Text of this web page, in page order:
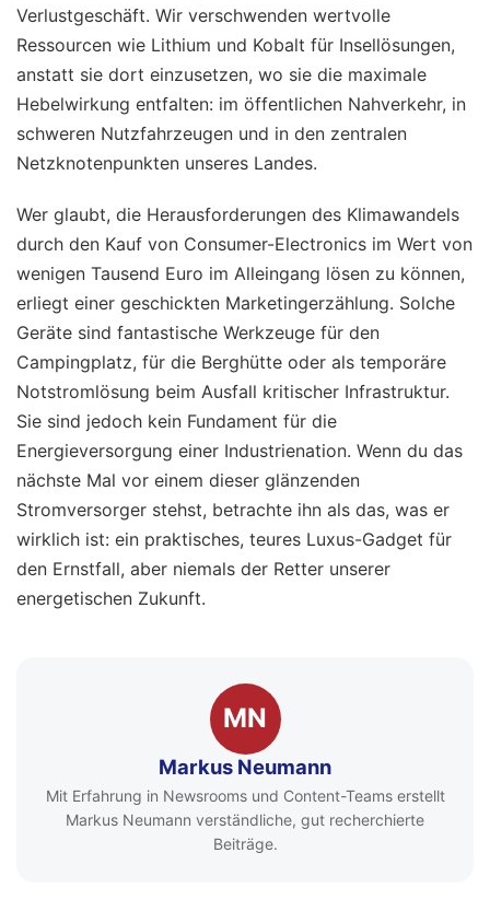
Verlustgeschäft. Wir verschwenden wertvolle
Ressourcen wie Lithium und Kobalt für Insellösungen,
anstatt sie dort einzusetzen, wo sie die maximale
Hebelwirkung entfalten: im öffentlichen Nahverkehr, in
schweren Nutzfahrzeugen und in den zentralen
Netzknotenpunkten unseres Landes.
Wer glaubt, die Herausforderungen des Klimawandels
durch den Kauf von Consumer-Electronics im Wert von
wenigen Tausend Euro im Alleingang lösen zu können,
erliegt einer geschickten Marketingerzählung. Solche
Geräte sind fantastische Werkzeuge für den
Campingplatz, für die Berghütte oder als temporäre
Notstromlösung beim Ausfall kritischer Infrastruktur.
Sie sind jedoch kein Fundament für die
Energieversorgung einer Industrienation. Wenn du das
nächste Mal vor einem dieser glänzenden
Stromversorger stehst, betrachte ihn als das, was er
wirklich ist: ein praktisches, teures Luxus-Gadget für
den Ernstfall, aber niemals der Retter unserer
energetischen Zukunft.
MN
Markus Neumann
Mit Erfahrung in Newsrooms und Content-Teams erstellt
Markus Neumann verständliche, gut recherchierte
Beiträge.